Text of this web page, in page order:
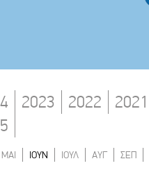
2023 2022
2021
ΜΑΙ ΙΟΥΝ ΙΟΥΛ ΑΥΓ ΣΕΠ